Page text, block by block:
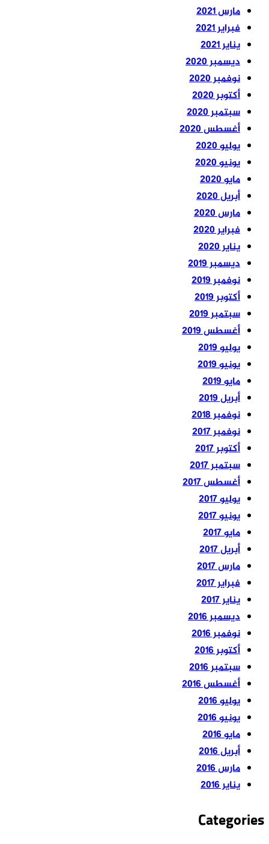
مارس 2021
فبراير 2021
يناير 2021
ديسمبر 2020
نوفمبر 2020
أكتوبر 2020
سبتمبر 2020
أغسطس 2020
يوليو 2020
يونيو 2020
مايو 2020
أبريل 2020
مارس 2020
فبراير 2020
يناير 2020
ديسمبر 2019
نوفمبر 2019
أكتوبر 2019
سبتمبر 2019
أغسطس 2019
يوليو 2019
يونيو 2019
مايو 2019
أبريل 2019
نوفمبر 2018
نوفمبر 2017
أكتوبر 2017
سبتمبر 2017
أغسطس 2017
يوليو 2017
يونيو 2017
مايو 2017
أبريل 2017
مارس 2017
فبراير 2017
يناير 2017
ديسمبر 2016
نوفمبر 2016
أكتوبر 2016
سبتمبر 2016
أغسطس 2016
يوليو 2016
يونيو 2016
مايو 2016
أبريل 2016
مارس 2016
يناير 2016
Categories